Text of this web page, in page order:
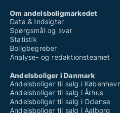
Om andelsboligmarkedet
Data & Indsigter
Spørgsmål og svar
Statistik
Boligbegreber
Analyse- og redaktionsteamet
Andelsboliger i Danmark
Andelsboliger til salg i
Andelsboliger til salg i Århus
Andelsboliger til salg i Odense
Andelsboliger til salg i Aalborg